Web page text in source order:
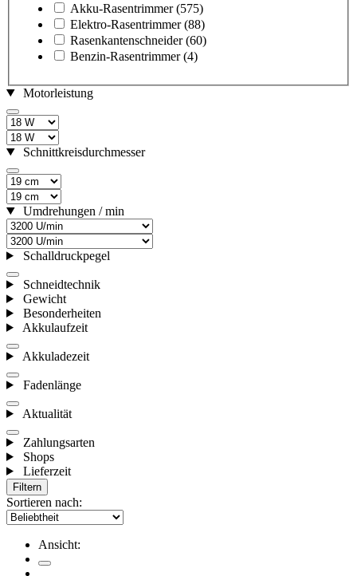
Akku-Rasentrimmer (575)
Elektro-Rasentrimmer (88)
Rasenkantenschneider (60)
Benzin-Rasentrimmer (4)
Motorleistung
Schnittkreisdurchmesser
Umdrehungen / min
Schalldruckpegel
Schneidtechnik
Gewicht
Besonderheiten
Akkulaufzeit
Akkuladezeit
Fadenlänge
Aktualität
Zahlungsarten
Shops
Lieferzeit
Filtern
Sortieren nach:
Ansicht: